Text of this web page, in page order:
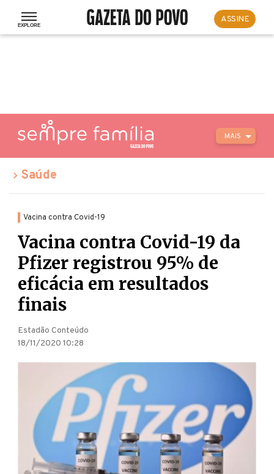
ASSINE
MAIS
Saúde
Vacina contra Covid-19
Vacina contra Covid-19 da
Pfizer registrou 95% de
eficácia em resultados
finais
Estadão Conteúdo
18/11/2020 10:28